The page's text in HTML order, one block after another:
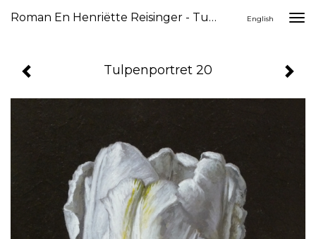
Roman En Henriëtte Reisinger - Tulpenportret 20 English
Tulpenportret 20